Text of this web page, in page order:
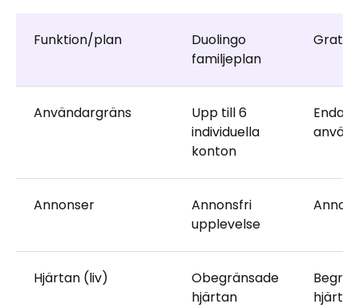
Funktion/plan
Duolingo
familjeplan
Gratis
Användargräns
Upp till 6
individuella
konton
Endast
Annonser
Annonsfri
upplevelse
Hjärtan (liv)
Obegränsade
hjärtan